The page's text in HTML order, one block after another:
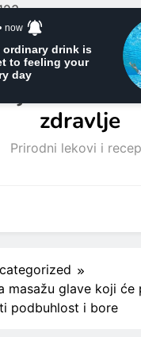
mačaka i
zdravlje
Prirodni lekovi i
masažu glave koji će
podbuhlost i bore